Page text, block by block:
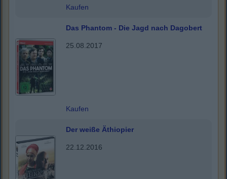
Kaufen
Das Phantom - Die Jagd nach Dagobert
25.08.2017
Kaufen
Der weiße Äthiopier
22.12.2016